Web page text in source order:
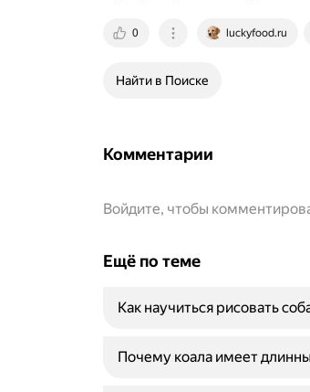
0 luckyfood.ru
Найти в Поиске
Комментарии
Войдите, чтобы
Ещё по теме
Как научиться рисовать
Почему коала имеет